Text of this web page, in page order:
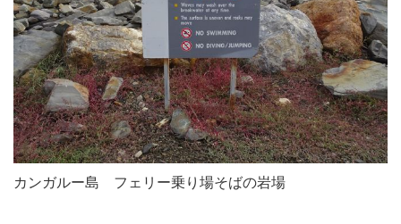
カンガルー島 フェリー乗り場そばの岩場